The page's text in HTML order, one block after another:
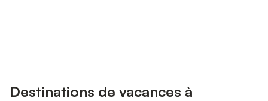
Destinations de vacances à